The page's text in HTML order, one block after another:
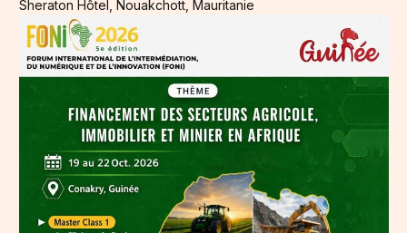
Sheraton Hôtel, Nouakchott, Mauritanie